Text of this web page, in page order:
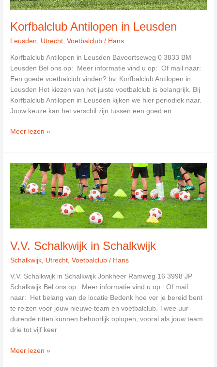
Korfbalclub Antilopen in Leusden
Leusden, Utrecht,Voetbalclub / Hans
Korfbalclub Antilopen in Leusden Bavoortseweg 0 3833 BM
Leusden Bel ons op: Meer informatie vind u op: Of mail naar:
Een goede voetbalclub vinden? bv. Korfbalclub Antilopen in
Leusden Het kiezen van het juiste voetbalclub is belangrijk. Bij
Korfbalclub Antilopen in Leusden kijken we hier periodiek naar.
Jouw keuze kan het verschil zijn tussen een goed en
Korfbalclub
in
Leusden
Meer lezen »
V.V. Schalkwijk in Schalkwijk
Schalkwijk Utrecht ,Voetbalclub / Hans
V.V. Schalkwijk in Schalkwijk Jonkheer Ramweg 16 3998 JP
Schalkwijk Bel ons op: Meer informatie vind u op: Of mail
naar: Het belang van de locatie Bedenk hoe ver je bereid bent
te reizen voor jouw nieuwe team en voetbalclub. Twee uur
durende ritten kunnen behoorlijk oplopen, vooral als jouw team
drie tot vijf keer
V.V.
Meer lezen »